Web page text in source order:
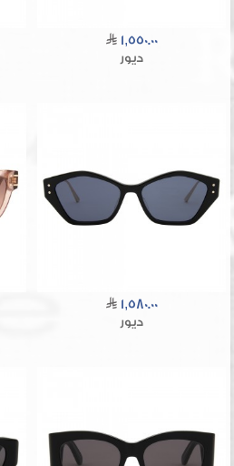
1,550.00
ديور
1,580.00
ديور